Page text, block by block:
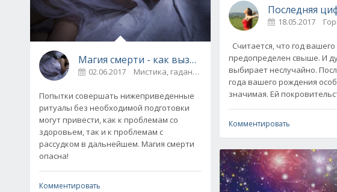
Магия смерти - как вызвать душу умершего
02.06.2017 Мистика, гадания
Попытки совершать нижеприведенные
ритуалы без необходимой подготовки
могут привести, как к проблемам со
здоровьем, так и к проблемам с
рассудком в дальнейшем. Магия смерти
опасна!
Комментировать
Последняя
18.05.2017
Считается, что год
предопределен свыше. И
выбирает неслучайно.
года вашего рождения
значимая. Ей
Комментировать